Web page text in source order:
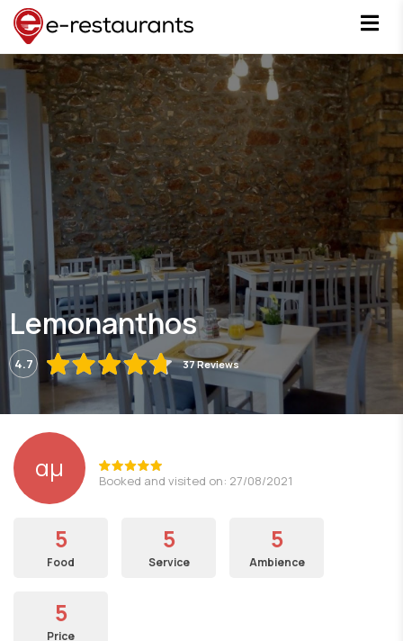
Lemonanthos
4.7 37 Reviews
αμ Booked and visited on: 27/08/2021
5
Food
5
Service
5
Ambience
5
Price